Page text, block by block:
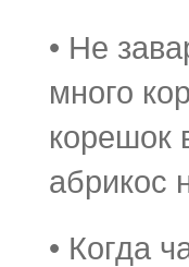
• Не
много
корешок
абрикос
• Когда